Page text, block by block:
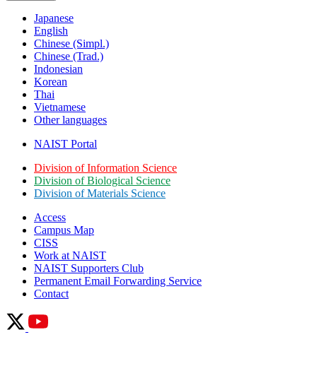
Japanese
English
Chinese (Simpl.)
Chinese (Trad.)
Indonesian
Korean
Thai
Vietnamese
Other languages
NAIST Portal
Division of Information Science
Division of Biological Science
Division of Materials Science
Access
Campus Map
CISS
Work at NAIST
NAIST Supporters Club
Permanent Email Forwarding Service
Contact